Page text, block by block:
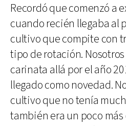
Recordó que comenzó a
cuando recién llegaba al
cultivo que compite con
tipo de rotación.
carinata allá por el año
llegado como novedad.
cultivo que no tenía
también era un poco